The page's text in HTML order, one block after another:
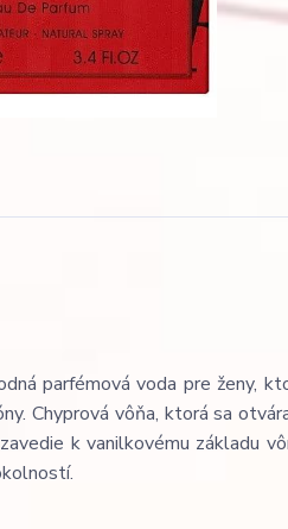
parfémová voda pre ženy,
Chyprová vôňa, ktorá sa
k vanilkovému základu